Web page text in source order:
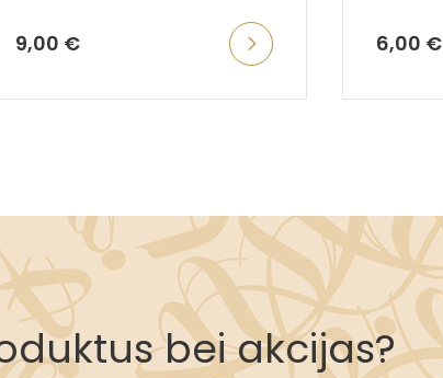
9,00 € 6,00 €
bei akcijas?